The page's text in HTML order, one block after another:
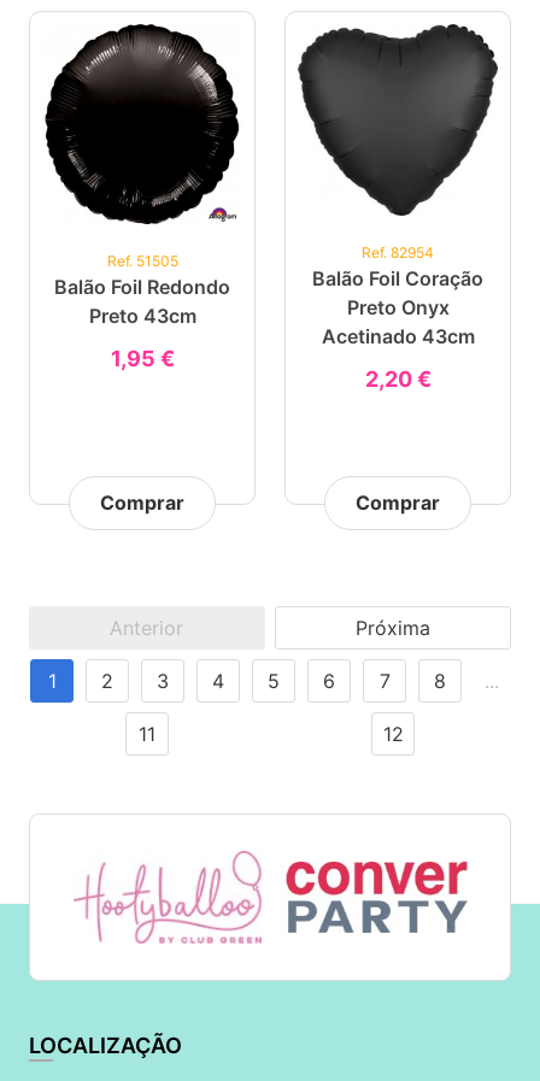
Ref. 51505
Balão Foil Redondo
Preto 43cm
1,95 €
Comprar
Ref. 82954
Balão Foil Coração
Preto Onyx
Acetinado 43cm
2,20 €
Comprar
Anterior Próxima
1 2 3 4 5 6 7 8 ...
11 12
LOCALIZAÇÃO